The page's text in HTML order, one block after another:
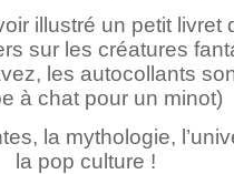
illustré un petit livret
sur les créatures
les autocollants
à chat pour un minot)
la mythologie,
la pop culture !